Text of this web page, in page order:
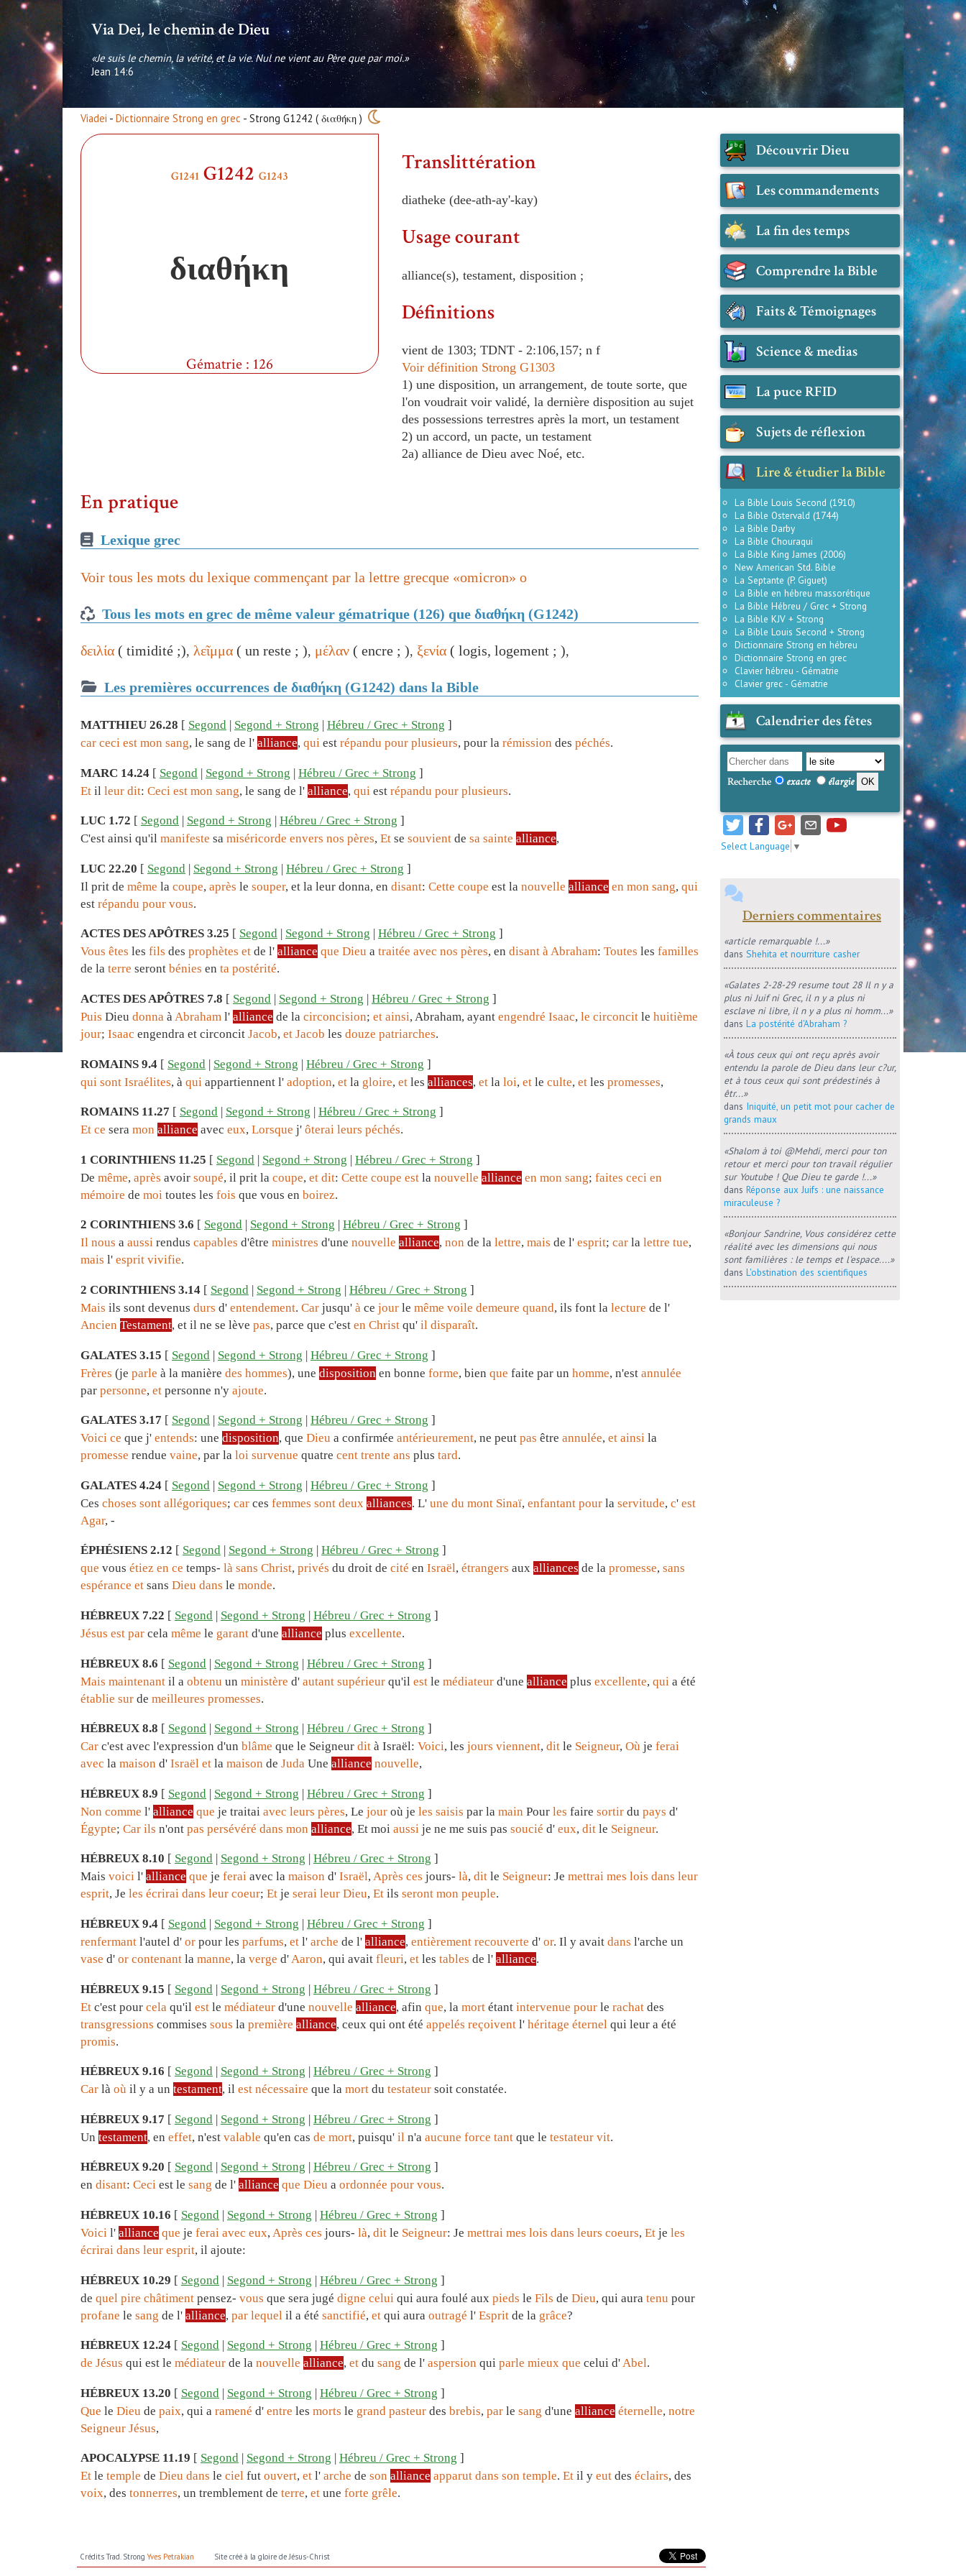
Via Dei, le chemin de Dieu
«Je suis le chemin, la vérité, et la vie. Nul ne vient au Père que par moi.»
Jean 14:6
Viadei - Dictionnaire Strong en grec - Strong G1242 ( διαθήκη )
G1241 G1242 G1243
διαθήκη
Gématrie : 126
Translittération
diatheke (dee-ath-ay'-kay)
Usage courant
alliance(s), testament, disposition ;
Définitions
vient de 1303; TDNT - 2:106,157; n f
Voir définition Strong G1303
1) une disposition, un arrangement, de toute sorte, que
l'on voudrait voir validé, la dernière disposition au sujet
des possessions terrestres après la mort, un testament
2) un accord, un pacte, un testament
2a) alliance de Dieu avec Noé, etc.
En pratique
Lexique grec
Voir tous les mots du lexique commençant par la lettre grecque «omicron» ο
Tous les mots en grec de même valeur gématrique (126) que διαθήκη (G1242)
δειλία ( timidité ;), λεῖμμα ( un reste ; ), μέλαν ( encre ; ), ξενία ( logis, logement ; ),
Les premières occurrences de διαθήκη (G1242) dans la Bible
MATTHIEU 26.28 [ Segond | Segond + Strong | Hébreu / Grec + Strong ]
car ceci est mon sang, le sang de l' alliance, qui est répandu pour plusieurs, pour la rémission des péchés.
MARC 14.24 [ Segond | Segond + Strong | Hébreu / Grec + Strong ]
Et il leur dit: Ceci est mon sang, le sang de l' alliance, qui est répandu pour plusieurs.
LUC 1.72 [ Segond Segond + Strong Hébreu / Grec + Strong ]
C'est ainsi qu'il manifeste sa miséricorde envers nos pères, Et se souvient de sa sainte alliance,
LUC 22.20 [ Segond | Segond + Strong | Hébreu / Grec + Strong ]
Il prit de même la coupe, après le souper, et la leur donna, en disant: Cette coupe est la nouvelle alliance en mon sang, qui
est répandu pour vous.
ACTES DES APÔTRES 3.25 [ Segond Segond + Strong Hébreu / Grec + Strong ]
Vous êtes les fils des prophètes et de l' alliance que Dieu a traitée avec nos pères, en disant àAbraham: Toutes les familles
de la terre seront bénies en ta postérité.
ACTES DES APÔTRES 7.8 [ Segond | Segond + Strong | Hébreu / Grec + Strong ]
Puis Dieu donna àAbraham l' alliance de la circoncision; et ainsi, Abraham, ayant engendré Isaac, le circoncit le huitième
jour; Isaac engendra et circoncit Jacob, et Jacob les douze patriarches.
ROMAINS 9.4 [ Segond | Segond + Strong | Hébreu / Grec + Strong ]
qui sont Israélites, à qui appartiennent l' adoption, et la gloire, et les alliances, et la loi, et le culte, et les promesses,
ROMAINS 11.27 [ Segond Segond + Strong Hébreu / Grec + Strong ]
Et ce sera mon alliance avec eux, Lorsque j' ôterai leurs péchés.
1 CORINTHIENS 11.25 [ Segond | Segond + Strong | Hébreu / Grec + Strong ]
De même, après avoir soupé, il prit la coupe, et dit: Cette coupe est la nouvelle alliance en mon sang; faites ceci en
mémoire de moi toutes les fois que vous en boirez.
2 CORINTHIENS 3.6 [ Segond Segond + Strong Hébreu / Grec + Strong ]
Il nous a aussi rendus capables d'être ministres d'une nouvelle alliance, non de la lettre, mais de l' esprit; car la lettre tue,
mais l' esprit vivifie.
2 CORINTHIENS 3.14 [ Segond | Segond + Strong | Hébreu / Grec + Strong ]
Mais ils sont devenus durs d' entendement. Car jusqu' à ce jour le même voile demeure quand, ils font la lecture de l'
Ancien Testament, et il ne se lève pas, parce que c'est en Christ qu' il disparaît.
GALATES 3.15 [ Segond | Segond + Strong | Hébreu / Grec + Strong ]
Frères (je parle à la manière des hommes), une disposition en bonne forme, bien que faite par un homme, n'est annulée
par personne, et personne n'y ajoute.
GALATES 3.17 [ Segond Segond + Strong Hébreu / Grec + Strong ]
Voici ce que j' entends: une disposition, que Dieu a confirmée antérieurement, ne peut pas être annulée, et ainsi la
promesse rendue vaine, par la loi survenue quatre cent trente ans plus tard.
GALATES 4.24 [ Segond | Segond + Strong | Hébreu / Grec + Strong ]
Ces choses sont allégoriques; car ces femmes sont deux alliances. L' une du mont Sinaï, enfantant pour la servitude, c' est
Agar, -
ÉPHÉSIENS 2.12 [ Segond Segond + Strong Hébreu / Grec + Strong ]
que vous étiez en ce temps- là sans Christ, privés du droit de cité en Israël, étrangers aux alliances de la promesse, sans
espérance et sans Dieu dans le monde.
HÉBREUX 7.22 [ Segond | Segond + Strong | Hébreu / Grec + Strong ]
Jésus est par cela même le garant d'une alliance plus excellente.
HÉBREUX 8.6 [ Segond | Segond + Strong | Hébreu / Grec + Strong ]
Mais maintenant il a obtenu un ministère d' autant supérieur qu'il est le médiateur d'une alliance plus excellente, qui a été
établie sur de meilleures promesses.
HÉBREUX 8.8 [ Segond Segond + Strong Hébreu / Grec + Strong ]
Car c'est avec l'expression d'un blâme que le Seigneur dit à Israël: Voici, les jours viennent, dit le Seigneur, Où je ferai
avec la maison d' Israël et la maison de Juda Une alliance nouvelle,
HÉBREUX 8.9 [ Segond | Segond + Strong | Hébreu / Grec + Strong ]
Non comme l' alliance que je traitai avec leurs pères, Le jour où je les saisis par la main Pour les faire sortir du pays d'
Égypte; Car ils n'ont pas persévéré dans mon alliance, Et moi aussi je ne me suis pas soucié d' eux, dit le Seigneur.
HÉBREUX 8.10 [ Segond Segond + Strong Hébreu / Grec + Strong ]
Mais voici l' alliance que je ferai avec la maison d' Israël,Après ces jours- là, dit le Seigneur: Je mettrai mes lois dans leur
esprit, Je les écrirai dans leur coeur; Et je serai leur Dieu, Et ils seront mon peuple.
HÉBREUX 9.4 [ Segond | Segond + Strong | Hébreu / Grec + Strong ]
renfermant l'autel d' or pour les parfums, et l' arche de l' alliance, entièrement recouverte d' or. Il y avait dans l'arche un
vase d' or contenant la manne, la verge d'Aaron, qui avait fleuri, et les tables de l' alliance.
HÉBREUX 9.15 [ Segond | Segond + Strong | Hébreu / Grec + Strong ]
Et c'est pour cela qu'il est le médiateur d'une nouvelle alliance, afin que, la mort étant intervenue pour le rachat des
transgressions commises sous la première alliance, ceux qui ont été appelés reçoivent l' héritage éternel qui leur a été
promis.
HÉBREUX 9.16 [ Segond | Segond + Strong | Hébreu / Grec + Strong ]
Car là où il y a un testament, il est nécessaire que la mort du testateur soit constatée.
HÉBREUX 9.17 [ Segond | Segond + Strong | Hébreu / Grec + Strong ]
Un testament, en effet, n'est valable qu'en cas de mort, puisqu' il n'a aucune force tant que le testateur vit.
HÉBREUX 9.20 [ Segond Segond + Strong Hébreu / Grec + Strong ]
en disant: Ceci est le sang de l' alliance que Dieu a ordonnée pour vous.
HÉBREUX 10.16 [ Segond | Segond + Strong | Hébreu / Grec + Strong ]
Voici l' alliance que je ferai avec eux,Après ces jours- là, dit le Seigneur: Je mettrai mes lois dans leurs coeurs, Et je les
écrirai dans leur esprit, il ajoute:
HÉBREUX 10.29 [ Segond | Segond + Strong | Hébreu / Grec + Strong ]
de quel pire châtiment pensez- vous que sera jugé digne celui qui aura foulé aux pieds le Fils de Dieu, qui aura tenu pour
profane le sang de l' alliance, par lequel il a été sanctifié, et qui aura outragé l' Esprit de la grâce?
HÉBREUX 12.24 [ Segond | Segond + Strong | Hébreu / Grec + Strong ]
de Jésus qui est le médiateur de la nouvelle alliance, et du sang de l' aspersion qui parle mieux que celui d'Abel.
HÉBREUX 13.20 [ Segond | Segond + Strong | Hébreu / Grec + Strong ]
Que le Dieu de paix, qui a ramené d' entre les morts le grand pasteur des brebis, par le sang d'une alliance éternelle, notre
Seigneur Jésus,
APOCALYPSE 11.19 [ Segond Segond + Strong Hébreu / Grec + Strong ]
Et le temple de Dieu dans le ciel fut ouvert, et l' arche de son alliance apparut dans son temple. Et il y eut des éclairs, des
voix, des tonnerres, un tremblement de terre, et une forte grêle.
Découvrir Dieu
Les commandements
La fin des temps
Comprendre la Bible
Faits & Témoignages
Science & medias
La puce RFID
Sujets de réflexion
Lire & étudier la Bible
La Bible Louis Second (1910)
La Bible Ostervald (1744)
La Bible Darby
La Bible Chouraqui
La Bible King James (2006)
New American Std. Bible
La Septante (P. Giguet)
La Bible en hébreu massorétique
La Bible Hébreu / Grec + Strong
La Bible KJV + Strong
La Bible Louis Second + Strong
Dictionnaire Strong en hébreu
Dictionnaire Strong en grec
Clavier hébreu - Gématrie
Clavier grec - Gématrie
Calendrier des fêtes
Recherche exacte élargie
Select Language ▼
Derniers commentaires
«article remarquable !...»
dans Shehita et nourriture casher
«Galates 2-28-29 resume tout 28 Il n y a
plus ni Juif ni Grec, il n y a plus ni
esclave ni libre, il n y a plus ni homm...»
dans La postérité d'Abraham ?
«À tous ceux qui ont reçu après avoir
entendu la parole de Dieu dans leur c?ur,
et à tous ceux qui sont prédestinés à
êtr...»
dans Iniquité, un petit mot pour cacher de
grands maux
«Shalom à toi @Mehdi, merci pour ton
retour et merci pour ton travail régulier
sur Youtube ! Que Dieu te garde !...»
dans Réponse aux Juifs : une naissance
miraculeuse ?
«Bonjour Sandrine, Vous considérez cette
réalité avec les dimensions qui nous
sont familières : le temps et l'espace....»
dans L'obstination des scientifiques
Crédits Trad. StrongYves Petrakian Site créé à la gloire de Jésus-Christ